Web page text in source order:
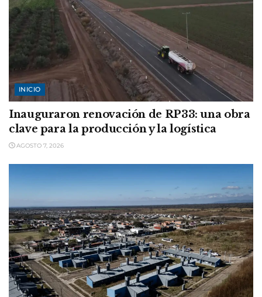
INICIO
Inauguraron renovación de RP33: una obra
clave para la producción y la logística
AGOSTO 7, 2026